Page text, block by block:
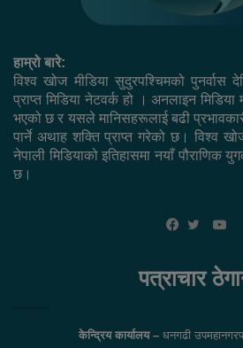
हाम्रो बारे:
विश्व खोज मीडिया सुदुरपश्चिमको पुनर्वास
प्राप्त मिडिया नेटवर्क हो । अनलाइन
भएको छ र यसले मानिसहरूलाई बढी
पार्ने अथाह शक्ति प्राप्त गरेको छ। विश्व
नेपाली मिडियाको इतिहासमा नयाँ पौराणिक
छ।
पत्राचार
केन्द्रिय कार्यालय –धनगढी